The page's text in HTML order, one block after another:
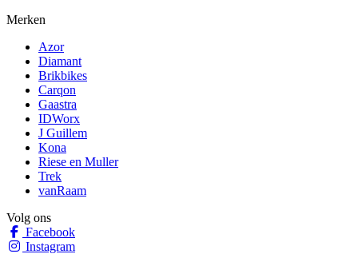
Merken
Azor
Diamant
Brikbikes
Carqon
Gaastra
IDWorx
J Guillem
Kona
Riese en Muller
Trek
vanRaam
Volg ons
Facebook
Instagram